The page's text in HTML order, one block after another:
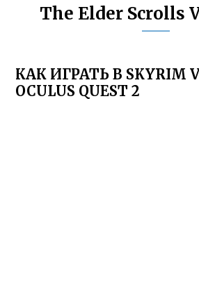
The Elder Scrolls
КАК ИГРАТЬ В SKYRIM
OCULUS QUEST 2